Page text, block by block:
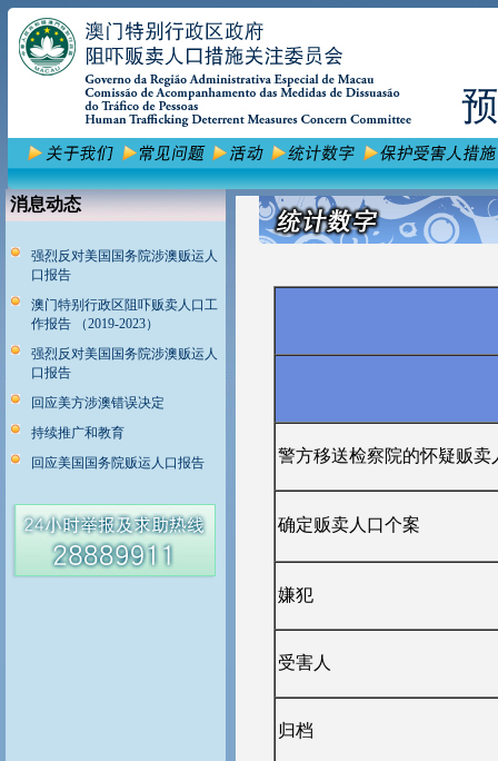
消息动态
强烈反对美国国务院涉澳贩运人
口报告
澳门特别行政区阻吓贩卖人口工
作报告 （2019-2023）
强烈反对美国国务院涉澳贩运人
口报告
回应美方涉澳错误决定
持续推广和教育
回应美国国务院贩运人口报告
警方移送检察院的怀疑贩卖
确定贩卖人口个案
嫌犯
受害人
归档